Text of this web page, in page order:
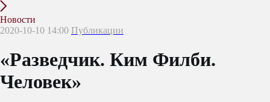
Новости
2020-10-10 14:00 Публикации
«Разведчик. Ким Филби.
Человек»